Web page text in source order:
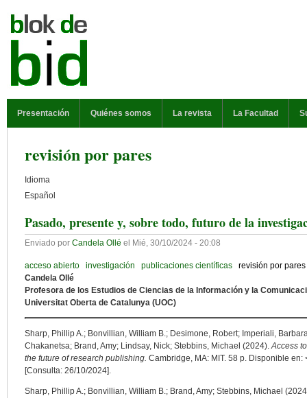
Presentación Quiénes somos La revista La Facultad
revisión por pares
Idioma
Español
Pasado, presente y, sobre todo, futuro de la
Enviado por Candela Ollé el Mié, 30/10/2024 - 20:08
acceso abierto investigación publicaciones científicas
revisión por pares
Candela Ollé
Profesora de los Estudios de Ciencias de la Información y la
Universitat Oberta de Catalunya (UOC)
Sharp, Phillip A.; Bonvillian, William B.; Desimone, Robert; Imperiali,
Chakanetsa; Brand, Amy; Lindsay, Nick; Stebbins, Michael (2024).Access
the future of research publishing. Cambridge, MA: MIT. 58 p. Disponible en:
[Consulta: 26/10/2024].
Sharp, Phillip A.; Bonvillian, William B.; Brand, Amy; Stebbins, Michael